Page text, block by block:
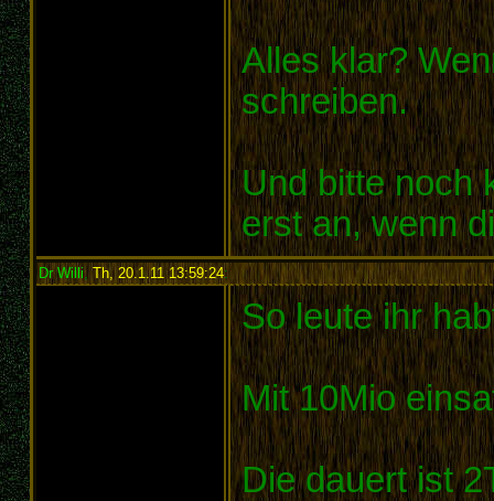
Alles klar?
schreiben.
Und bitte noch
erst an, wenn
Dr Willi Th, 20.1.11 13:59:24:
So leute ihr
Mit 10Mio
Die dauert ist